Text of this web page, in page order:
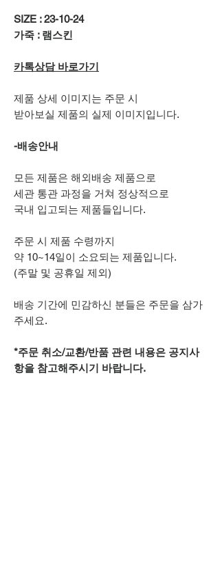
SIZE : 23-10-24
가죽 : 램스킨
카톡상담 바로가기
제품 상세 이미지는 주문 시
받아보실 제품의 실제 이미지입니다.
-배송안내
모든 제품은 해외배송 제품으로
세관 통관 과정을 거쳐 정상적으로
국내 입고되는 제품들입니다.
주문 시 제품 수령까지
약 10~14일이 소요되는 제품입니다.
(주말 및 공휴일 제외)
배송 기간에 민감하신 분들은 주문을 삼가
주세요.
*주문 취소/교환/반품 관련 내용은 공지사
항을 참고해주시기 바랍니다.